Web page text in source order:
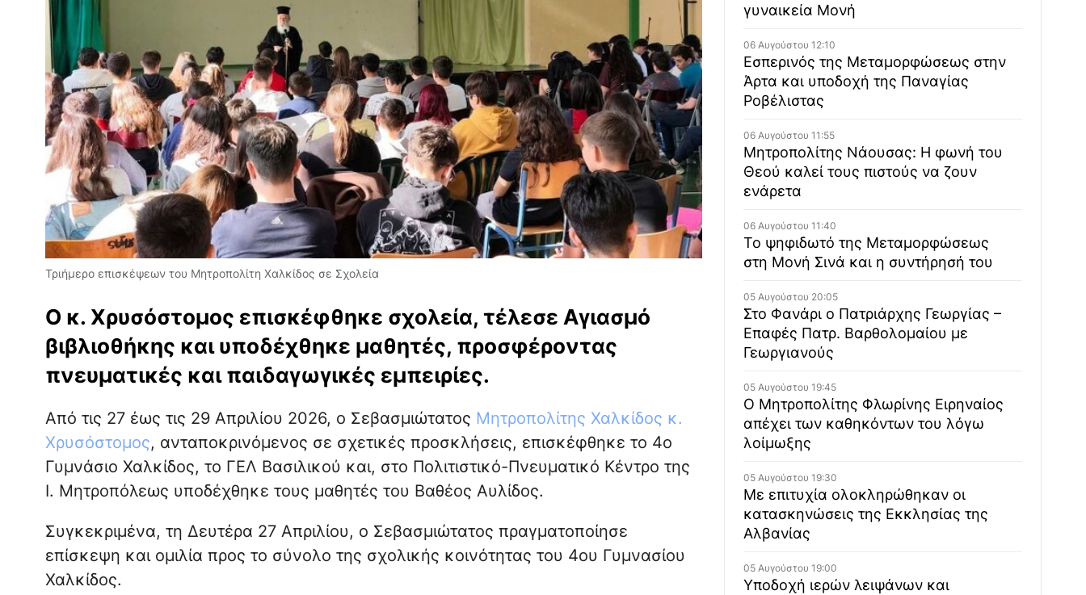
Τριήμερο επισκέψεων του Μητροπολίτη Χαλκίδος σε Σχολεία
Ο κ. Χρυσόστομος επισκέφθηκε σχολεία, τέλεσε Αγιασμό
βιβλιοθήκης και υποδέχθηκε μαθητές, προσφέροντας
πνευματικές και παιδαγωγικές εμπειρίες.
Από τις 27 έως τις 29 Απριλίου 2026, ο Σεβασμιώτατος Μητροπολίτης Χαλκίδος κ.
Χρυσόστομος, ανταποκρινόμενος σε σχετικές προσκλήσεις, επισκέφθηκε το 4ο
Γυμνάσιο Χαλκίδος, το ΓΕΛ Βασιλικού και, στο Πολιτιστικό-Πνευματικό Κέντρο της
Ι. Μητροπόλεως υποδέχθηκε τους μαθητές του Βαθέος Αυλίδος.
Συγκεκριμένα, τη Δευτέρα 27 Απριλίου, ο Σεβασμιώτατος πραγματοποίησε
επίσκεψη και ομιλία προς το σύνολο της σχολικής κοινότητας του 4ου Γυμνασίου
Χαλκίδος.
γυναικεία Μονή
06 Αυγούστου 12:10
Εσπερινός της Μεταμορφώσεως στην
Άρτα και υποδοχή της Παναγίας
Ροβέλιστας
06 Αυγούστου 11:55
Μητροπολίτης Νάουσας: Η φωνή του
Θεού καλεί τους πιστούς να ζουν
ενάρετα
06 Αυγούστου 11:40
Το ψηφιδωτό της Μεταμορφώσεως
στη Μονή Σινά και η συντήρησή του
05 Αυγούστου 20:05
Στο Φανάρι ο Πατριάρχης Γεωργίας –
Επαφές Πατρ. Βαρθολομαίου με
Γεωργιανούς
05 Αυγούστου 19:45
Ο Μητροπολίτης Φλωρίνης Ειρηναίος
απέχει των καθηκόντων του λόγω
λοίμωξης
05 Αυγούστου 19:30
Με επιτυχία ολοκληρώθηκαν οι
κατασκηνώσεις της Εκκλησίας της
Αλβανίας
05 Αυγούστου 19:00
Υποδοχή ιερών λειψάνων και